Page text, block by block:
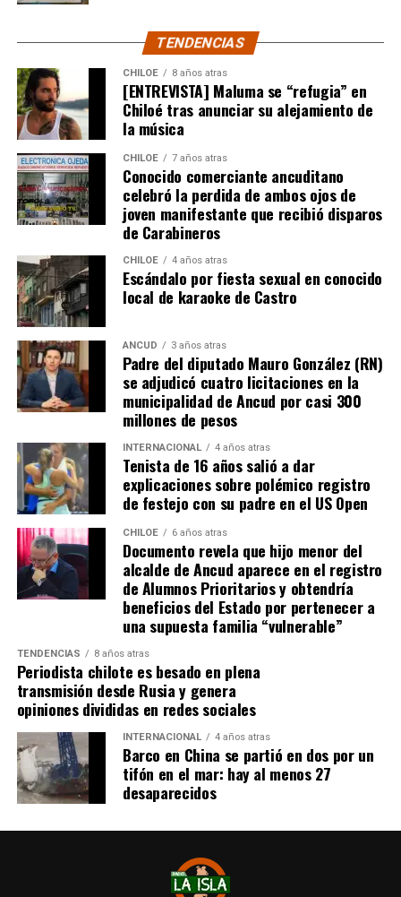
Recordó que, en un caso puntual, un vecino de la
comuna de Castro, que tenía un expediente que cumplía
con todos los antecedentes técnicos, administrativos y
jurídicos, solo le faltaba la inscripción en el Conservador
de Bienes Raíces, pero su tramitación fue rechazada.
El Consejero Francisco Cárcamo insistió que el nuevo
dictamen de Contraloría es una buena noticia para
muchas familias que desde hace un tiempo venían
tramitando la regularización de sus sitios, aunque ahora
también tendrán que responder con algunos requisitos
como por ejemplo tener un periodo de ocupación de la
propiedad por más de 5 años.
“Efectivamente al interpretar el dictamen de
Contraloría, si bien es cierto, permite nuevamente
sanear sitios, sobre la propiedad particular en el
sector rural específicamente, viene con algunas
precisiones y van a ser más rigurosos en la
ocupación material, es decir, la persona que quiera
sanear tiene que tener un inmueble construido
sobre el sitio, tiene que estar cerrado, tiene que
estar conectado idealmente a los servicios básicos,
idealmente a agua potable, luz eléctrica y tener
dominio de ocupación material por más de 5 años,
como lo dice la Ley”,recalcó el consejero de la
provincia de Chiloé.
Cabe recordar que el consejero Francisco Cárcamo había
planteado esta inquietud el pasado 20 de marzo en el
Consejo Regional, logrando el acuerdo de todos los
consejeros para oficiar al Ministerio del ramo e invitar a
la Seremi de Bienes Nacionales para informar de la
situación.
El personero indicó que la aplicación del dictamen de
Contraloría había generado una tremenda
contradicción entre ministerios, dado que por un lado el
Ministerio de Bienes Nacionales no entregaba títulos de
llamaba a postular a subsidios habitaciones rurales,
TENDENCIAS
CHILOE 8 años atras
[ENTREVISTA] Maluma se “refugia” en
Chiloé tras anunciar su alejamiento de
la música
CHILOE 7 años atras
Conocido comerciante ancuditano
celebró la perdida de ambos ojos de
joven manifestante que recibió disparos
de Carabineros
CHILOE 4 años atras
Escándalo por fiesta sexual en conocido
local de karaoke de Castro
ANCUD 3 años atras
Padre del diputado Mauro González (RN)
se adjudicó cuatro licitaciones en la
municipalidad de Ancud por casi 300
millones de pesos
INTERNACIONAL 4 años atras
Tenista de 16 años salió a dar
explicaciones sobre polémico registro
de festejo con su padre en el US Open
CHILOE 6 años atras
Documento revela que hijo menor del
alcalde de Ancud aparece en el registro
de Alumnos Prioritarios y obtendría
beneficios del Estado por pertenecer a
una supuesta familia “vulnerable”
TENDENCIAS 8 años atras
Periodista chilote es besado en plena
transmisión desde Rusia y genera
opiniones divididas en redes sociales
INTERNACIONAL 4 años atras
Barco en China se partió en dos por un
tifón en el mar: hay al menos 27
desaparecidos